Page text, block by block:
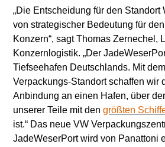
„Die Entscheidung für den
von strategischer Bedeutung für
Konzern“, sagt Thomas Zernechel,
Konzernlogistik. „Der
Tiefseehafen Deutschlands. Mit
Verpackungs-Standort schaffen wir
Anbindung an einen Hafen, über
unserer Teile mit dengrößten
ist.“ Das neue VW
JadeWeserPort wird von Panattoni